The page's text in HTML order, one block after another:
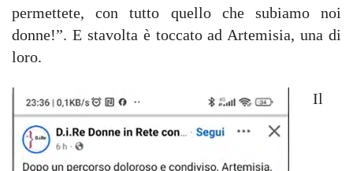
permettete, con tutto quello che subiamo noi
donne!”. E stavolta è toccato ad Artemisia, una di
loro.
Il